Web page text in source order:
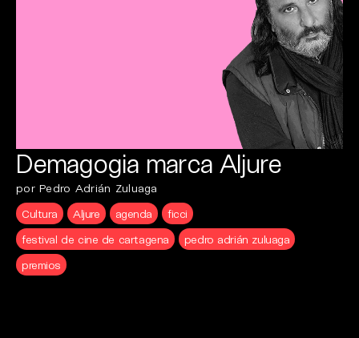
Demagogia marca Aljure
por Pedro Adrián Zuluaga
Cultura
Aljure agenda
ficci
festival de cine de cartagena
pedro adrián zuluaga
premios